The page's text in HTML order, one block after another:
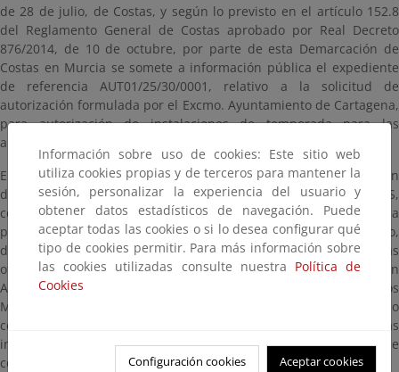
de 28 de julio, de Costas, y según lo previsto en el artículo 152.8
del Reglamento General de Costas aprobado por Real Decreto
876/2014, de 10 de octubre, por parte de esta Demarcación de
Costas en Murcia se somete a información pública el expediente
de referencia AUT01/25/30/0001, relativo a la solicitud de
autorización formulada por el Excmo. Ayuntamiento de Cartagena,
para autorización de instalaciones de temporada para las
anualidades 2025-2028.
El expediente administrativo de referencia estará a disposición
del público durante un plazo de VEINTE (20) DÍAS HÁBILES,
contados a partir del día siguiente a aquel en que tenga lugar la
publicación de este anuncio en el Boletín Oficial del Estado,
dentro del cual se puede consultar en esta página así como en las
oficinas de esta Demarcación de Costas en Murcia, ubicadas en
Avenida Alfonso X “El Sabio”, 6 - 1ª planta, Edificio de Servicios
Múltiples, 30.071, Murcia, en días hábiles y en horario
comprendido entre las 9:00 y las 14:00 horas. Para evitar esperas
innecesarias puede solicitar cita previa través de la dirección de
correo electrónico bzn-dcmurcia@miteco.es.
Información sobre uso de cookies: Este sitio web
utiliza cookies propias y de terceros para mantener la
sesión, personalizar la experiencia del usuario y
obtener datos estadísticos de navegación. Puede
aceptar todas las cookies o si lo desea configurar qué
tipo de cookies permitir. Para más información sobre
las cookies utilizadas consulte nuestra Política de
Cookies
Configuración cookies Aceptar cookies